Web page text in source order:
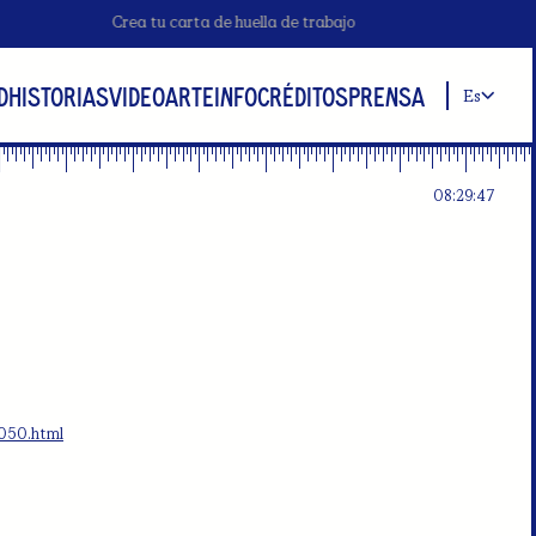
Crea tu carta de huella de trabajo
HISTORIASVIDEOARTEINFOCRÉDITOSPRENSA Es
08:29:46